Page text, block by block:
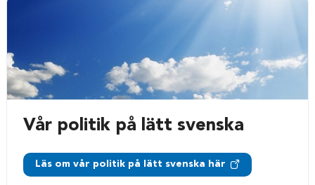
Vår politik på lätt svenska
Läs om vår politik på lätt svenska här